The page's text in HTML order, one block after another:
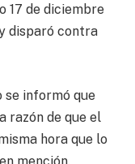
17 de diciembre
disparó contra
se informó que
razón de que el
hora que lo